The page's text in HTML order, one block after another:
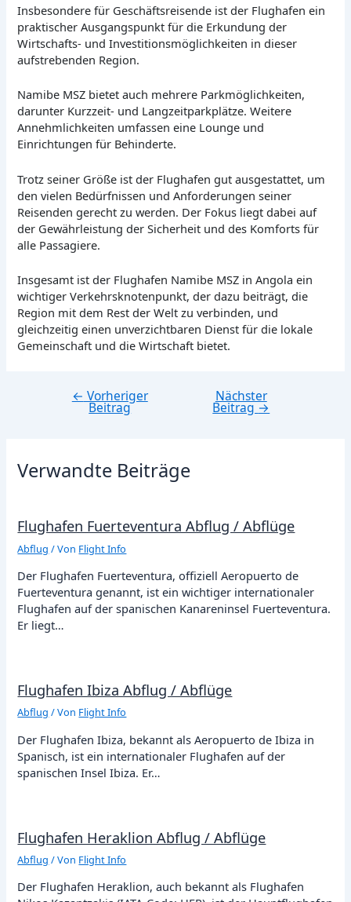
Insbesondere für Geschäftsreisende ist der Flughafen ein
praktischer Ausgangspunkt für die Erkundung der
Wirtschafts- und Investitionsmöglichkeiten in dieser
aufstrebenden Region.
Namibe MSZ bietet auch mehrere Parkmöglichkeiten,
darunter Kurzzeit- und Langzeitparkplätze. Weitere
Annehmlichkeiten umfassen eine Lounge und
Einrichtungen für Behinderte.
Trotz seiner Größe ist der Flughafen gut ausgestattet, um
den vielen Bedürfnissen und Anforderungen seiner
Reisenden gerecht zu werden. Der Fokus liegt dabei auf
der Gewährleistung der Sicherheit und des Komforts für
alle Passagiere.
Insgesamt ist der Flughafen Namibe MSZ in Angola ein
wichtiger Verkehrsknotenpunkt, der dazu beiträgt, die
Region mit dem Rest der Welt zu verbinden, und
gleichzeitig einen unverzichtbaren Dienst für die lokale
Gemeinschaft und die Wirtschaft bietet.
Beitragsnavigation
← Vorheriger
Beitrag
Nächster
Beitrag→
Verwandte Beiträge
Flughafen Fuerteventura Abflug / Abflüge
Abflug / Von Flight Info
Der Flughafen Fuerteventura, offiziell Aeropuerto de
Fuerteventura genannt, ist ein wichtiger internationaler
Flughafen auf der spanischen Kanareninsel Fuerteventura.
Er liegt…
Flughafen Ibiza Abflug / Abflüge
Abflug / Von Flight Info
Der Flughafen Ibiza, bekannt als Aeropuerto de Ibiza in
Spanisch, ist ein internationaler Flughafen auf der
spanischen Insel Ibiza. Er…
Flughafen Heraklion Abflug / Abflüge
Abflug / Von Flight Info
Der Flughafen Heraklion, auch bekannt als Flughafen